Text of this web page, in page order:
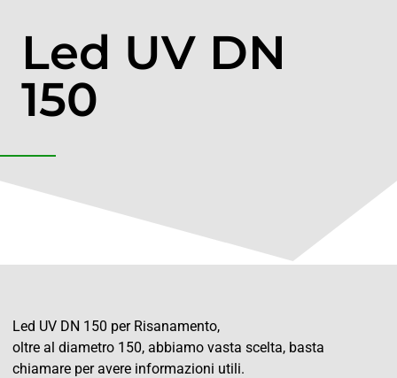
Led UV DN
150
Led UV DN 150 per Risanamento,
oltre al diametro 150, abbiamo vasta scelta, basta
chiamare per avere informazioni utili.